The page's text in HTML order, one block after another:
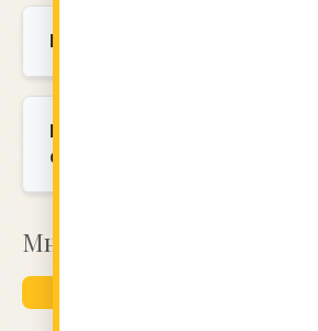
Мога ли да заменя орехите с
Какъв вид сироп е подходящ за
сиропиране на блатовете?
Mнения на кулинари